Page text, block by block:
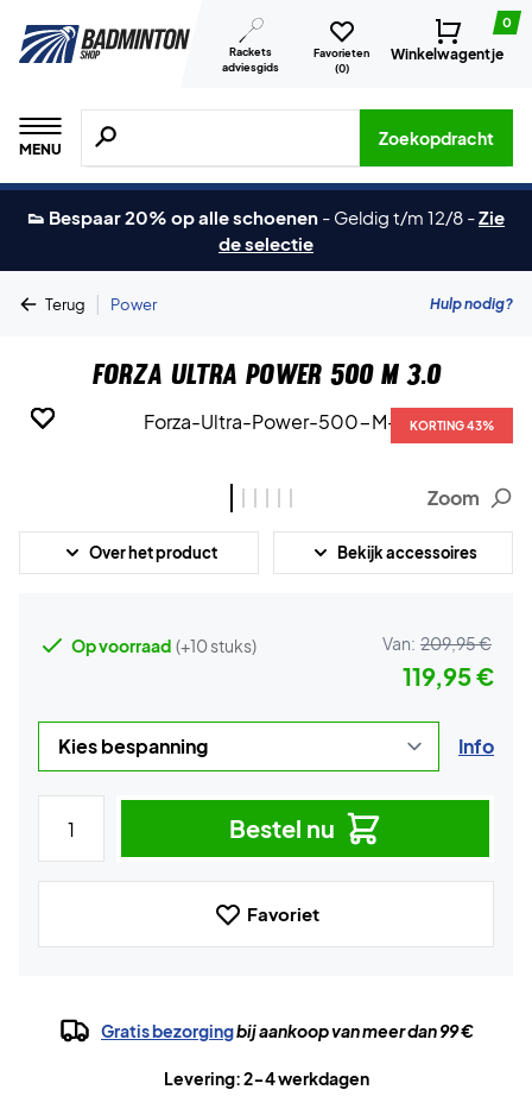
Rackets
adviesgids
Favorieten
(0)
0
Winkelwagentje
MENU
Zoeken naar producten, merken etc.
Zoekopdracht
👟 Bespaar 20% op alle schoenen - Geldig t/m 12/8 -Zie
de selectie
Terug | Power Hulp nodig?
Forza Ultra Power 500 M 3.0
KORTING 43%
KORTING 43%
KORTING 43%
KORTING 43%
KORTING 43%
KORTING 43%
Zoom
Over het product Bekijk accessoires
Op voorraad (+10 stuks) Van: 209,95 €
119,95 €
Info
Bestel nu
Favoriet
Gratis bezorgingbij aankoop van meer dan 99 €
Levering: 2-4 werkdagen